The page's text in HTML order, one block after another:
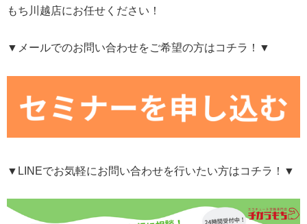
もち川越店にお任せください！
▼メールでのお問い合わせをご希望の方はコチラ！▼
▼LINEでお気軽にお問い合わせを行いたい方はコチラ！▼